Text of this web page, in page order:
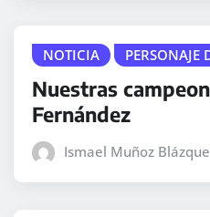
NOTICIA PERSONAJE
Nuestras
Fernández
Ismael Muñoz